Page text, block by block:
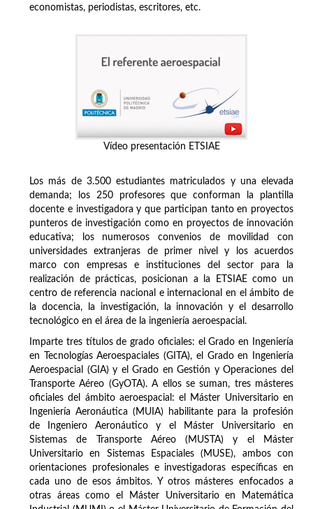
economistas, periodistas, escritores, etc.
Vídeo presentación ETSIAE
Los más de 3.500 estudiantes matriculados y una elevada
demanda; los 250 profesores que conforman la plantilla
docente e investigadora y que participan tanto en proyectos
punteros de investigación como en proyectos de innovación
educativa; los numerosos convenios de movilidad con
universidades extranjeras de primer nivel y los acuerdos
marco con empresas e instituciones del sector para la
realización de prácticas, posicionan a la ETSIAE como un
centro de referencia nacional e internacional en el ámbito de
la docencia, la investigación, la innovación y el desarrollo
tecnológico en el área de la ingeniería aeroespacial.
Imparte tres títulos de grado oficiales: el Grado en Ingeniería
en Tecnologías Aeroespaciales (GITA), el Grado en Ingeniería
Aeroespacial (GIA) y el Grado en Gestión y Operaciones del
Transporte Aéreo (GyOTA). A ellos se suman, tres másteres
oficiales del ámbito aeroespacial: el Máster Universitario en
Ingeniería Aeronáutica (MUIA) habilitante para la profesión
de Ingeniero Aeronáutico y el Máster Universitario en
Sistemas de Transporte Aéreo (MUSTA) y el Máster
Universitario en Sistemas Espaciales (MUSE), ambos con
orientaciones profesionales e investigadoras específicas en
cada uno de esos ámbitos. Y otros másteres enfocados a
otras áreas como el Máster Universitario en Matemática